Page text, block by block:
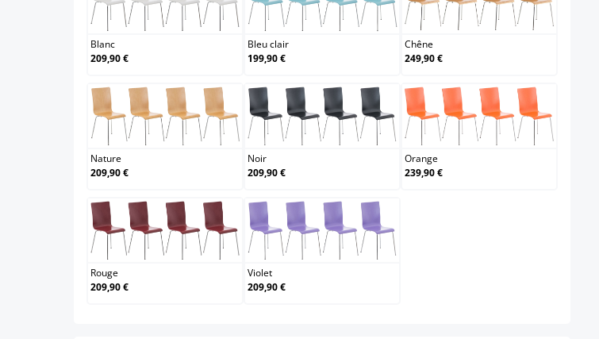
Blanc
Blanc
209,90 €
Bleu clair
Bleu clair
199,90 €
Chêne
Chêne
249,90 €
Nature
Nature
209,90 €
Noir
Noir
209,90 €
Orange
Orange
239,90 €
Rouge
Rouge
209,90 €
Violet
Violet
209,90 €